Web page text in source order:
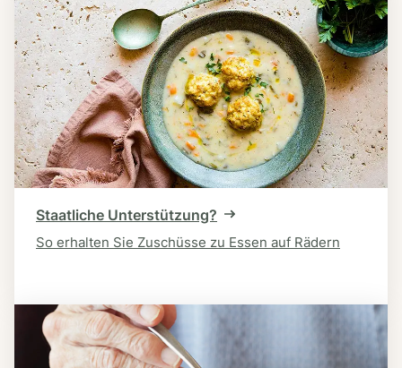
Staatliche Unterstützung?
So erhalten Sie Zuschüsse zu Essen auf Rädern